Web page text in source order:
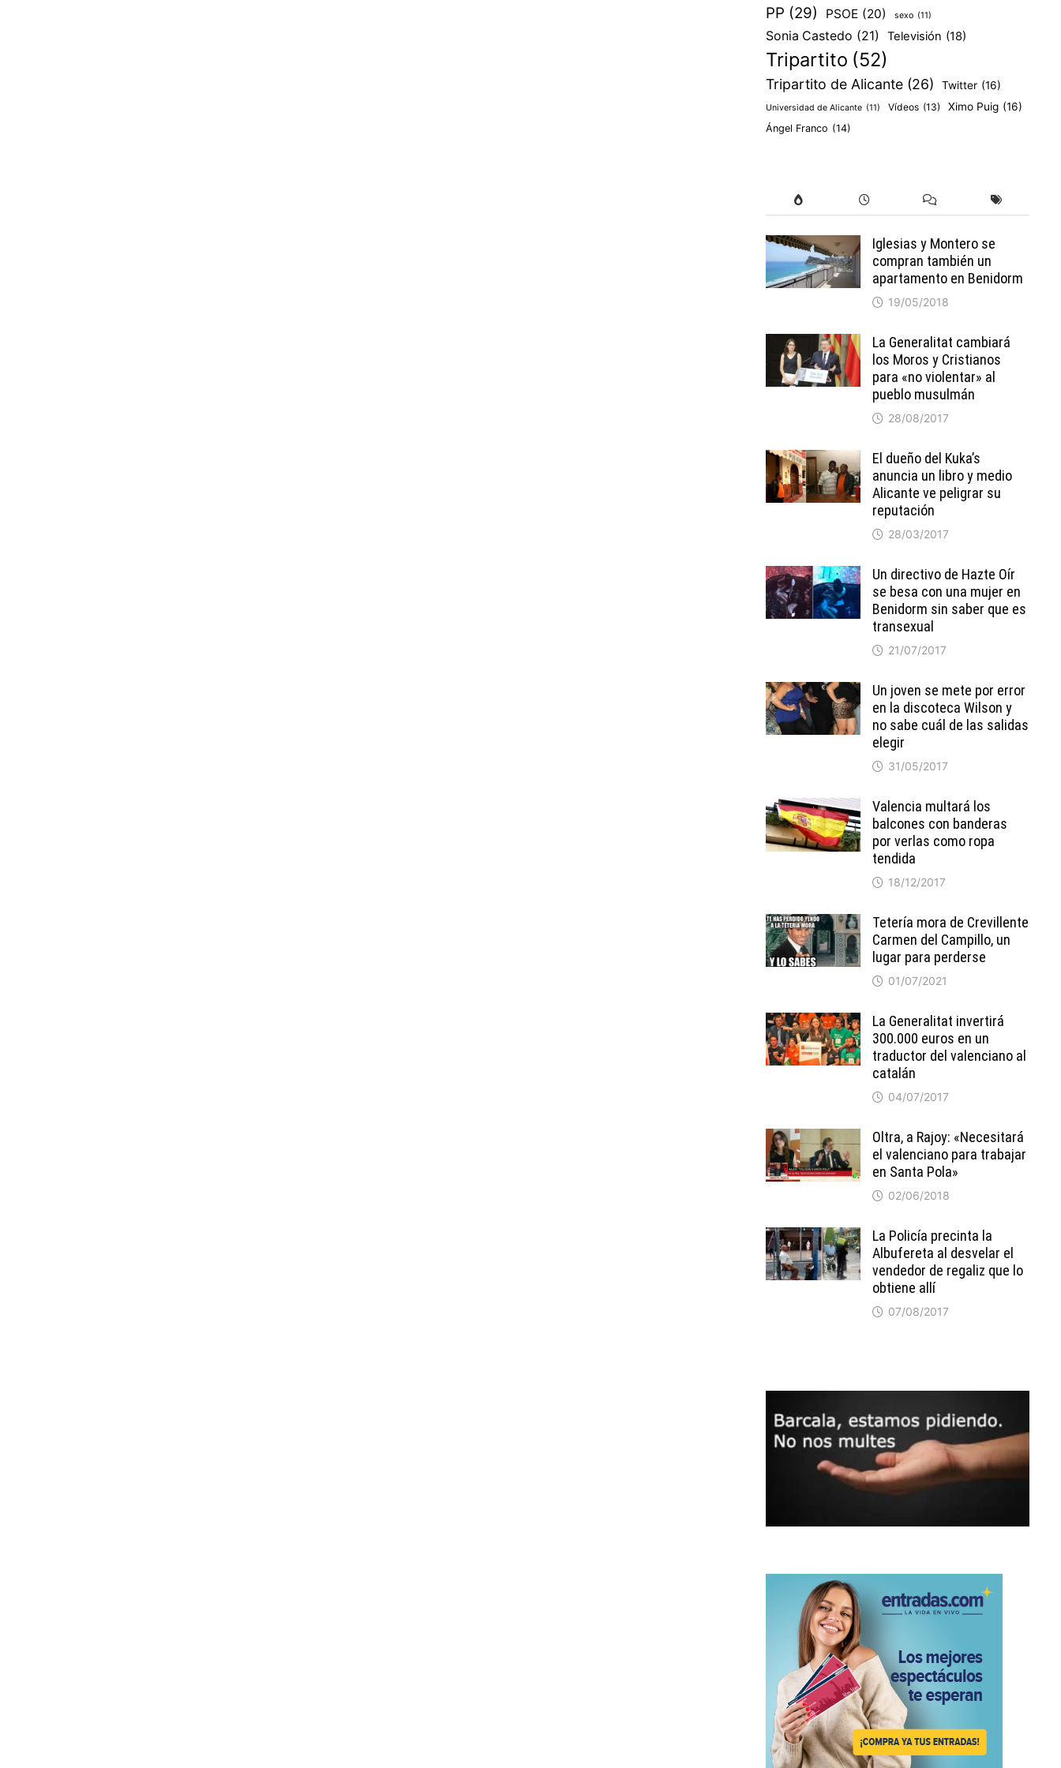
PP (29) PSOE (20) sexo (11)
Sonia Castedo (21) Televisión (18)
Tripartito (52)
Tripartito de Alicante (26) Twitter (16)
Universidad de Alicante (11) Vídeos (13) Ximo Puig (16)
Ángel Franco (14)
Iglesias y Montero se
compran también un
apartamento en Benidorm
19/05/2018
La Generalitat cambiará
los Moros y Cristianos
para «no violentar» al
pueblo musulmán
28/08/2017
El dueño del Kuka’s
anuncia un libro y medio
Alicante ve peligrar su
reputación
28/03/2017
Un directivo de Hazte Oír
se besa con una mujer en
Benidorm sin saber que es
transexual
21/07/2017
Un joven se mete por error
en la discoteca Wilson y
no sabe cuál de las salidas
elegir
31/05/2017
Valencia multará los
balcones con banderas
por verlas como ropa
tendida
18/12/2017
Tetería mora de Crevillente
Carmen del Campillo, un
lugar para perderse
01/07/2021
La Generalitat invertirá
300.000 euros en un
traductor del valenciano al
catalán
04/07/2017
Oltra, a Rajoy: «Necesitará
el valenciano para trabajar
en Santa Pola»
02/06/2018
La Policía precinta la
Albufereta al desvelar el
vendedor de regaliz que lo
obtiene allí
07/08/2017